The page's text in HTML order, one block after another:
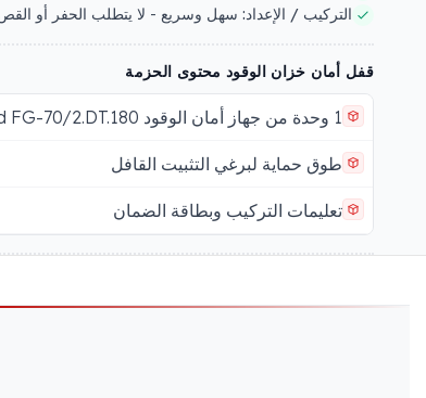
التركيب / الإعداد: سهل وسريع - لا يتطلب الحفر أو القص
قفل أمان خزان الوقود محتوى الحزمة
1 وحدة من جهاز أمان الوقود Fuel Guard FG-70/2.DT.180
طوق حماية لبرغي التثبيت القافل
تعليمات التركيب وبطاقة الضمان